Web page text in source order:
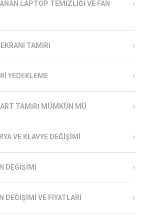
LAPTOP TEMIZLIĞI VE FAN
TAMIRI
YEDEKLEME
TAMIRI MÜMKÜN MÜ
VE KLAVYE DEĞIŞIMI
DEĞIŞIMI
DEĞIŞIMI VE FIYATLARI